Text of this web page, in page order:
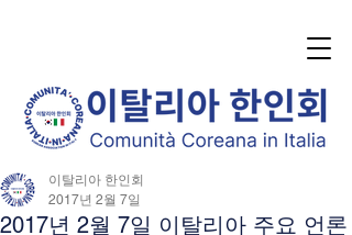
2017년 2월 7일 이탈리아 주요 언론
이탈리아 한인회
2017년 2월 7일